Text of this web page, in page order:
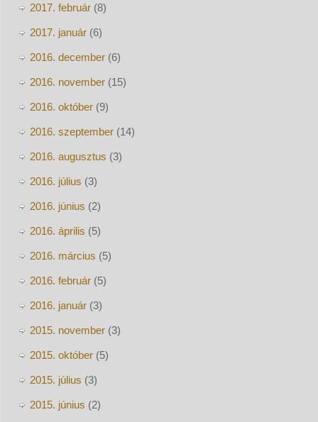
2017. február(8)
2017. január(6)
2016. december(6)
2016. november(15)
2016. október(9)
2016. szeptember(14)
2016. augusztus (3)
2016. július (3)
2016. június (2)
2016. április (5)
2016. március (5)
2016. február(5)
2016. január(3)
2015. november(3)
2015. október(5)
2015. július (3)
2015. június (2)